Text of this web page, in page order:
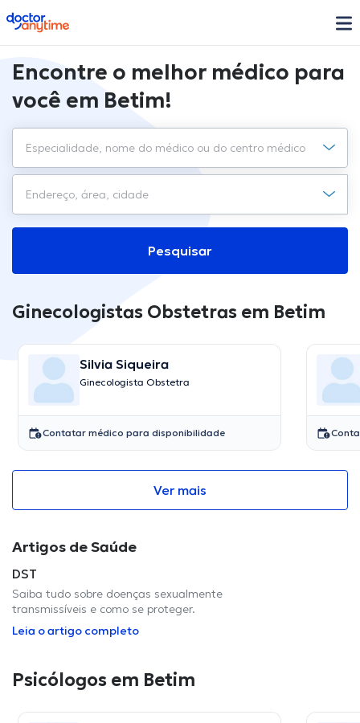
doctoranytime
Encontre o melhor médico para
você em Betim!
Pesquisar
Ginecologistas Obstetras em Betim
Silvia Siqueira
Ginecologista Obstetra
Contatar médico para disponibilidade
Ver mais
Artigos de Saúde
DST
Saiba tudo sobre doenças sexualmente
transmissíveis e como se proteger.
Leia o artigo completo
Psicólogos em Betim